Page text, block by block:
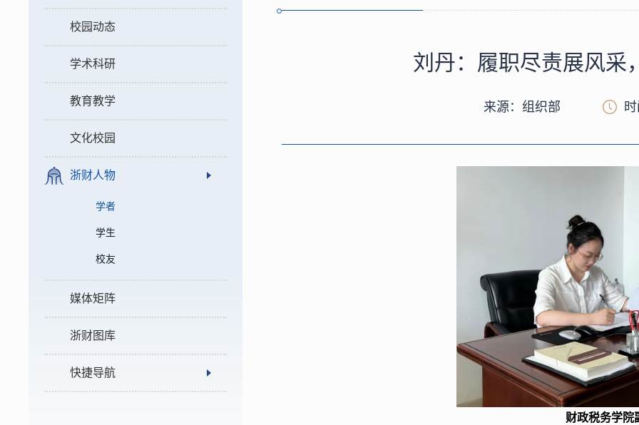
校园动态
学术科研
教育教学
文化校园
浙财人物
学者
学生
校友
媒体矩阵
浙财图库
快捷导航
刘丹：履职尽责展风采
来源：组织部
财政税务学院